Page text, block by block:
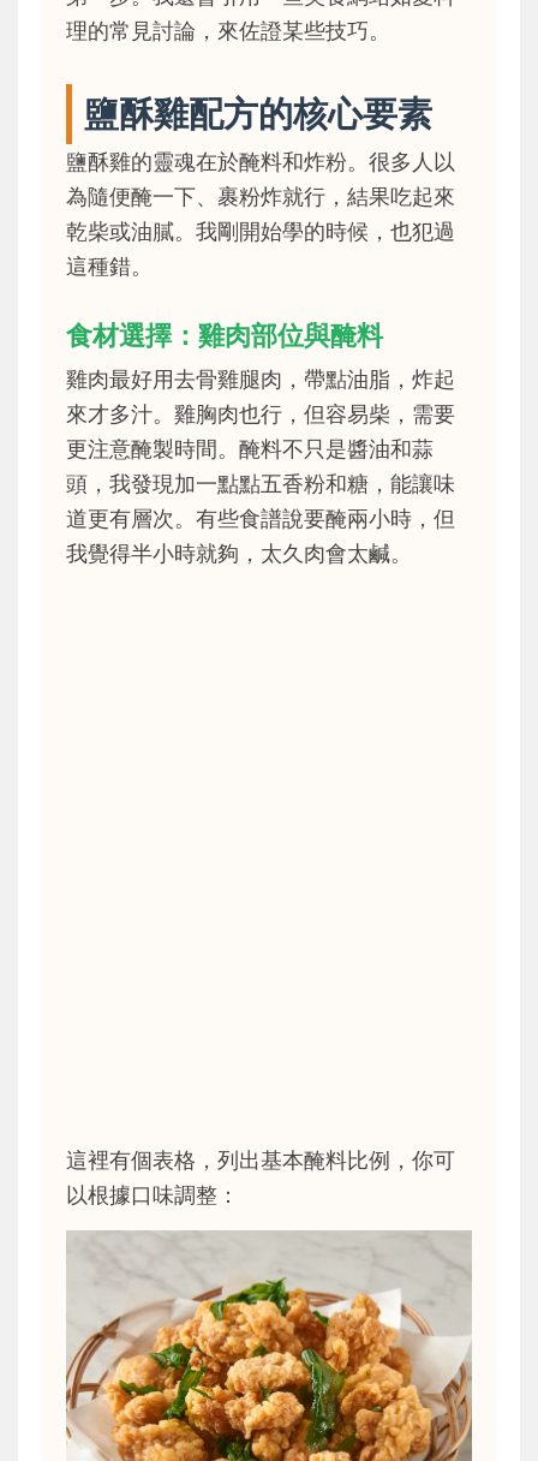
理的常見討論，來佐證某些技巧。
鹽酥雞配方的核心要素
鹽酥雞的靈魂在於醃料和炸粉。很多人以
為隨便醃一下、裹粉炸就行，結果吃起來
乾柴或油膩。我剛開始學的時候，也犯過
這種錯。
食材選擇：雞肉部位與醃料
雞肉最好用去骨雞腿肉，帶點油脂，炸起
來才多汁。雞胸肉也行，但容易柴，需要
更注意醃製時間。醃料不只是醬油和蒜
頭，我發現加一點點五香粉和糖，能讓味
道更有層次。有些食譜說要醃兩小時，但
我覺得半小時就夠，太久肉會太鹹。
這裡有個表格，列出基本醃料比例，你可
以根據口味調整：